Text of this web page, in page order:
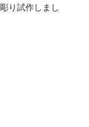
り試作しまし